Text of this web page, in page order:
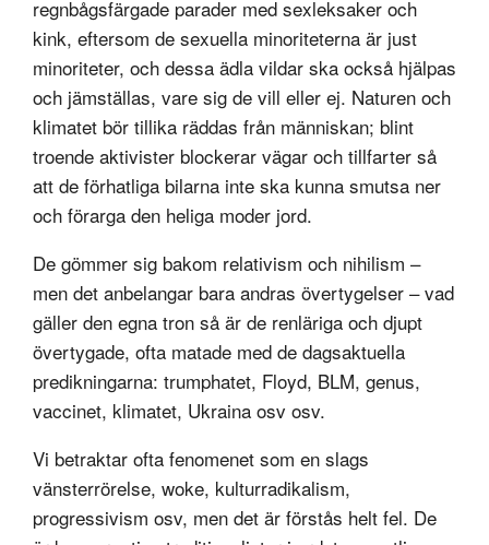
regnbågsfärgade parader med sexleksaker och
kink, eftersom de sexuella minoriteterna är just
minoriteter, och dessa ädla vildar ska också hjälpas
och jämställas, vare sig de vill eller ej. Naturen och
klimatet bör tillika räddas från människan; blint
troende aktivister blockerar vägar och tillfarter så
att de förhatliga bilarna inte ska kunna smutsa ner
och förarga den heliga moder jord.
De gömmer sig bakom relativism och nihilism –
men det anbelangar bara andras övertygelser – vad
gäller den egna tron så är de renläriga och djupt
övertygade, ofta matade med de dagsaktuella
predikningarna: trumphatet, Floyd, BLM, genus,
vaccinet, klimatet, Ukraina osv osv.
Vi betraktar ofta fenomenet som en slags
vänsterrörelse, woke, kulturradikalism,
progressivism osv, men det är förstås helt fel. De